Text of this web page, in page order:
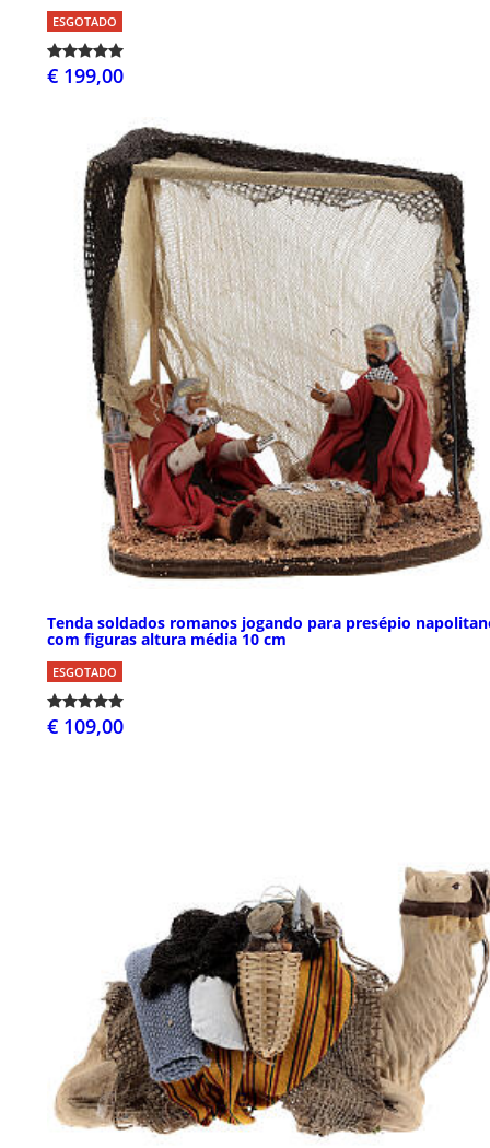
ESGOTADO
€ 199,00
Tenda soldados romanos jogando para presépio
com figuras altura média 10 cm
ESGOTADO
€ 109,00